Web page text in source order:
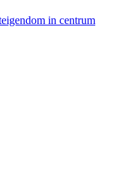
in centrum